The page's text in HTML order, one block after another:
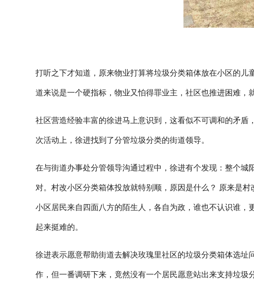
打听之下才知道，原来物业打算将垃圾分类箱体放在小区的儿
道来说是一个硬指标，物业又怕得罪业主，社区也推进困难，
社区营造经验丰富的徐进马上意识到，这看似不可调和的矛
次活动上，徐进找到了分管垃圾分类的街道领导。
在与街道办事处分管领导沟通过程中，徐进有个发现：整个
对。村改小区分类箱体投放就特别顺，原因是什么？ 原来是
小区居民来自四面八方的陌生人，各自为政，谁也不认识谁
起来挺难的。
徐进表示愿意帮助街道去解决玫瑰里社区的垃圾分类箱体选
作，但一番调研下来，竟然没有一个居民愿意站出来支持垃圾